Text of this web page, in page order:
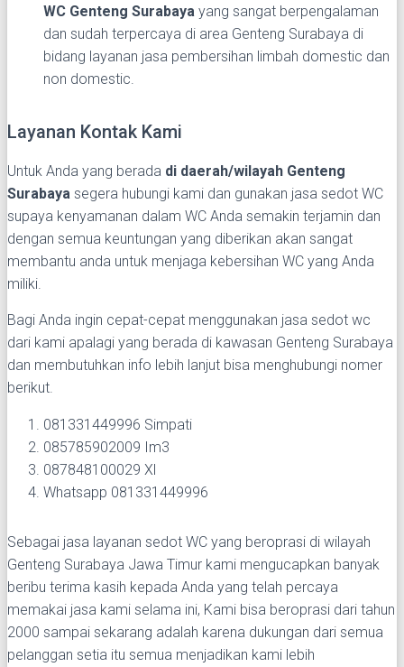
WC Genteng Surabaya yang sangat berpengalaman
dan sudah terpercaya di area Genteng Surabaya di
bidang layanan jasa pembersihan limbah domestic dan
non domestic.
Layanan Kontak Kami
Untuk Anda yang berada di daerah/wilayah Genteng
Surabaya segera hubungi kami dan gunakan jasa sedot WC
supaya kenyamanan dalam WC Anda semakin terjamin dan
dengan semua keuntungan yang diberikan akan sangat
membantu anda untuk menjaga kebersihan WC yang Anda
miliki.
Bagi Anda ingin cepat-cepat menggunakan jasa sedot wc
dari kami apalagi yang berada di kawasan Genteng Surabaya
dan membutuhkan info lebih lanjut bisa menghubungi nomer
berikut.
081331449996 Simpati
085785902009 Im3
087848100029 Xl
Whatsapp 081331449996
Sebagai jasa layanan sedot WC yang beroprasi di wilayah
Genteng Surabaya Jawa Timur kami mengucapkan banyak
beribu terima kasih kepada Anda yang telah percaya
memakai jasa kami selama ini, Kami bisa beroprasi dari tahun
2000 sampai sekarang adalah karena dukungan dari semua
pelanggan setia itu semua menjadikan kami lebih